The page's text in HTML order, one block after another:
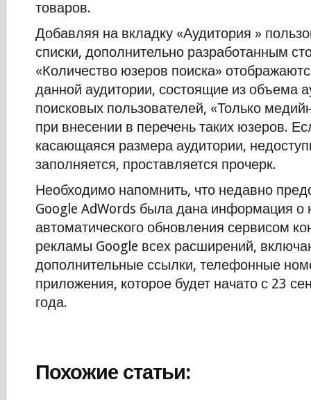
товаров.
Добавляя на вкладку «Аудитория »
списки, дополнительно разработанным
«Количество юзеров поиска»
данной аудитории, состоящие из объема
поисковых пользователей, «Только
при внесении в перечень таких юзеров.
касающаяся размера аудитории,
заполняется, проставляется прочерк.
Необходимо напомнить, что недавно
Google AdWords была дана информация о
автоматического обновления сервисом
рекламы Google всех расширений,
дополнительные ссылки, телефонные
приложения, которое будет начато с 23
года.
Похожие статьи: